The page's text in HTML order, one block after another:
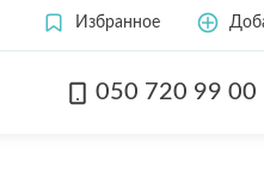
Избранное
050 720 99 00